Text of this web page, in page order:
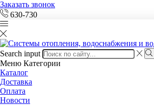
Заказать звонок
630-730
Search input
Меню Категории
Каталог
Доставка
Оплата
Новости